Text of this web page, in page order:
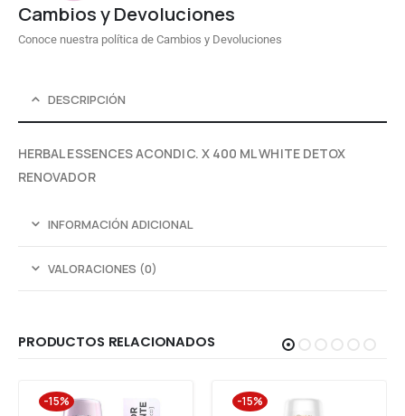
Cambios y Devoluciones
Conoce nuestra política de Cambios y Devoluciones
DESCRIPCIÓN
HERBAL ESSENCES ACONDIC. X 400 ML WHITE DETOX
RENOVADOR
INFORMACIÓN ADICIONAL
VALORACIONES (0)
PRODUCTOS RELACIONADOS
-15% -15%